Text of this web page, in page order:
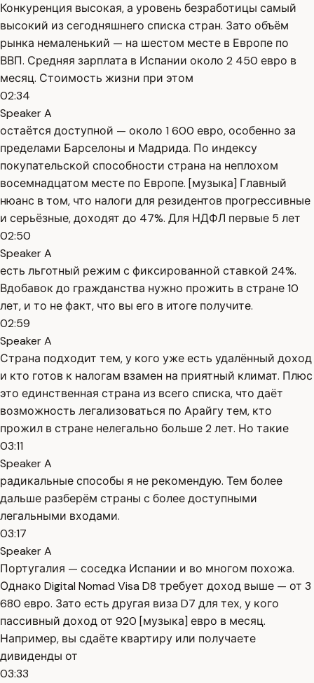
Конкуренция высокая, а уровень безработицы самый
высокий из сегодняшнего списка стран. Зато объём
рынка немаленький — на шестом месте в Европе по
ВВП. Средняя зарплата в Испании около 2 450 евро в
месяц. Стоимость жизни при этом
02:34
Speaker A
остаётся доступной — около 1 600 евро, особенно за
пределами Барселоны и Мадрида. По индексу
покупательской способности страна на неплохом
восемнадцатом месте по Европе. [музыка] Главный
нюанс в том, что налоги для резидентов прогрессивные
и серьёзные, доходят до 47%. Для НДФЛ первые 5 лет
02:50
Speaker A
есть льготный режим с фиксированной ставкой 24%.
Вдобавок до гражданства нужно прожить в стране 10
лет, и то не факт, что вы его в итоге получите.
02:59
Speaker A
Страна подходит тем, у кого уже есть удалённый доход
и кто готов к налогам взамен на приятный климат. Плюс
это единственная страна из всего списка, что даёт
возможность легализоваться по Арайгу тем, кто
прожил в стране нелегально больше 2 лет. Но такие
03:11
Speaker A
радикальные способы я не рекомендую. Тем более
дальше разберём страны с более доступными
легальными входами.
03:17
Speaker A
Португалия — соседка Испании и во многом похожа.
Однако Digital Nomad Visa D8 требует доход выше — от 3
680 евро. Зато есть другая виза D7 для тех, у кого
пассивный доход от 920 [музыка] евро в месяц.
Например, вы сдаёте квартиру или получаете
дивиденды от
03:33